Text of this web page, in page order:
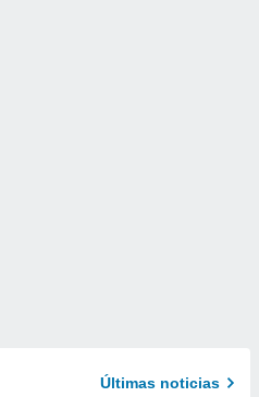
Últimas noticias